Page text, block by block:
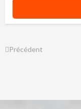
Précédent